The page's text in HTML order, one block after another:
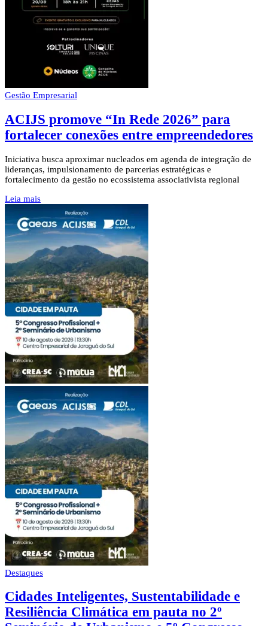
Gestão Empresarial
ACIJS promove “In Rede 2026” para
fortalecer conexões entre empreendedores
Iniciativa busca aproximar nucleados em agenda de integração de
lideranças, impulsionamento de parcerias estratégicas e
fortalecimento da gestão no ecossistema associativista regional
Leia mais
Destaques
Cidades Inteligentes, Sustentabilidade e
Resiliência Climática em pauta no 2º